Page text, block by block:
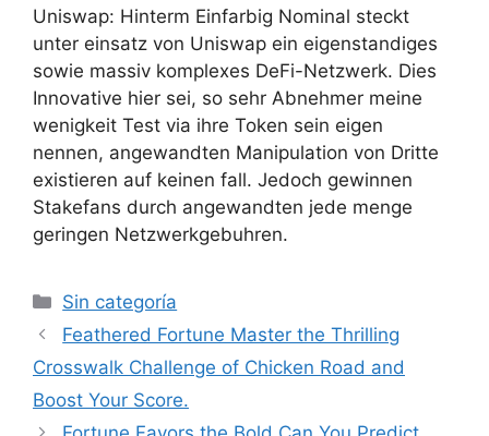
Uniswap: Hinterm Einfarbig Nominal steckt
unter einsatz von Uniswap ein eigenstandiges
sowie massiv komplexes DeFi-Netzwerk. Dies
Innovative hier sei, so sehr Abnehmer meine
wenigkeit Test via ihre Token sein eigen
nennen, angewandten Manipulation von Dritte
existieren auf keinen fall. Jedoch gewinnen
Stakefans durch angewandten jede menge
geringen Netzwerkgebuhren.
Sin categoría
Feathered Fortune Master the Thrilling
Crosswalk Challenge of Chicken Road and
Boost Your Score.